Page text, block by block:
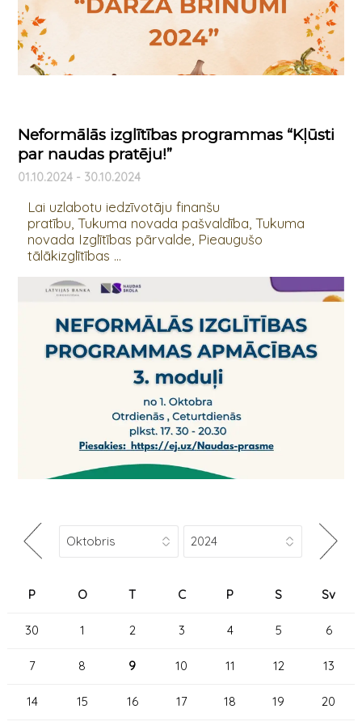
Neformālās izglītības programmas “Kļūsti
par naudas pratēju!”
01.10.2024 - 30.10.2024
Lai uzlabotu iedzīvotāju finanšu
pratību, Tukuma novada pašvaldība, Tukuma
novada Izglītības pārvalde, Pieaugušo
tālākizglītības ...
P O T C P S Sv
30 1 2 3 4 5 6
7 8 9 10 11 12 13
14 15 16 17 18 19 20